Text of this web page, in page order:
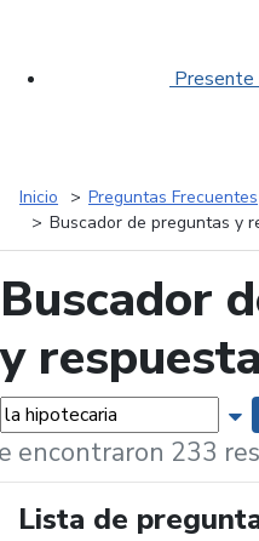
Presente
Inicio
Preguntas Frecuentes
Buscador de preguntas y
Buscador
y
encontraron 233
Lista de